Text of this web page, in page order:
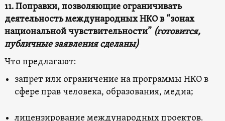
11. Поправки, позволяющие ограничивать
деятельность международных НКО в “зонах
национальной чувствительности” (готовится,
публичные заявления сделаны)
Что предлагают:
запрет или ограничение на программы НКО в
сфере прав человека, образования, медиа;
лицензирование международных проектов.